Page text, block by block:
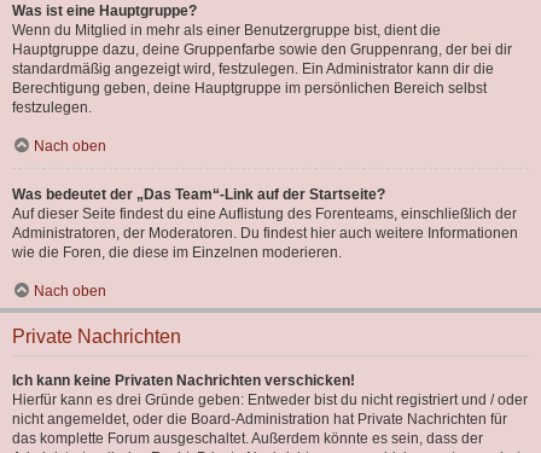
Was ist eine Hauptgruppe?
Wenn du Mitglied in mehr als einer Benutzergruppe bist, dient die
Hauptgruppe dazu, deine Gruppenfarbe sowie den Gruppenrang, der bei dir
standardmäßig angezeigt wird, festzulegen. Ein Administrator kann dir die
Berechtigung geben, deine Hauptgruppe im persönlichen Bereich selbst
festzulegen.
Nach oben
Was bedeutet der „Das Team“-Link auf der Startseite?
Auf dieser Seite findest du eine Auflistung des Forenteams, einschließlich der
Administratoren, der Moderatoren. Du findest hier auch weitere Informationen
wie die Foren, die diese im Einzelnen moderieren.
Nach oben
Private Nachrichten
Ich kann keine Privaten Nachrichten verschicken!
Hierfür kann es drei Gründe geben: Entweder bist du nicht registriert und / oder
nicht angemeldet, oder die Board-Administration hat Private Nachrichten für
das komplette Forum ausgeschaltet. Außerdem könnte es sein, dass der